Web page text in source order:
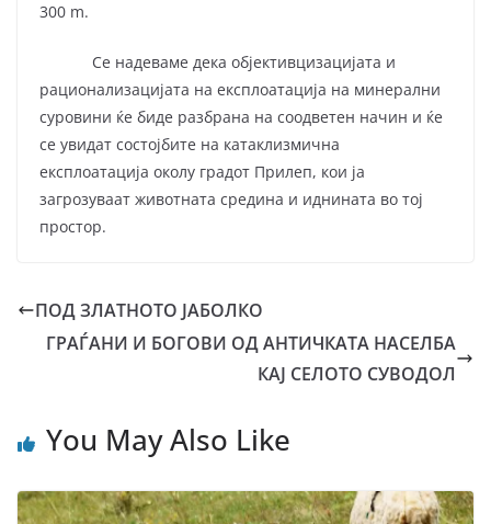
300 m.
Се надеваме дека објективцизацијата и
рационализацијата на експлоатација на минерални
суровини ќе биде разбрана на соодветен начин и ќе
се увидат состојбите на катаклизмична
експлоатација околу градот Прилеп, кои ја
загрозуваат животната средина и иднината во тој
простор.
ПОД ЗЛАТНОТО ЈАБОЛКО
ГРАЃАНИ И БОГОВИ ОД АНТИЧКАТА НАСЕЛБА
КАЈ СЕЛОТО СУВОДОЛ
You May Also Like